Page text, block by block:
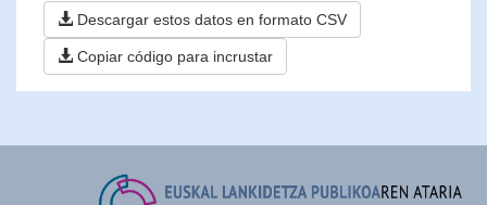
Descargar estos datos en formato CSV
Copiar código para incrustar